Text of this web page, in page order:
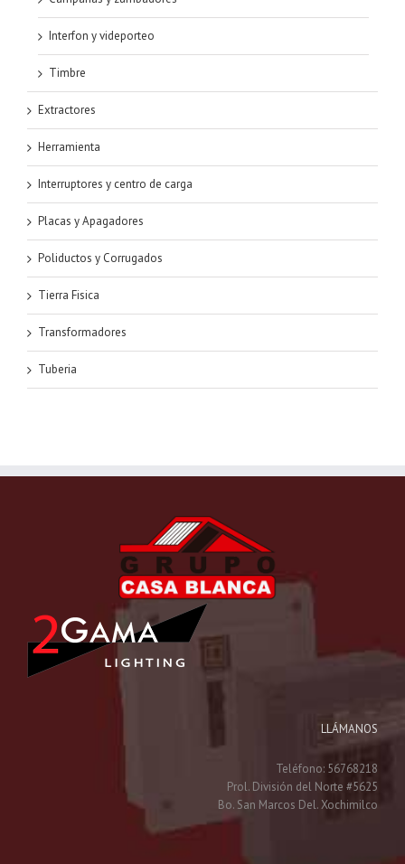
Interfon y videporteo
Timbre
Extractores
Herramienta
Interruptores y centro de carga
Placas y Apagadores
Poliductos y Corrugados
Tierra Fisica
Transformadores
Tuberia
LLÁMANOS
Teléfono: 56768218
Prol. División del Norte #5625
Bo. San Marcos Del. Xochimilco